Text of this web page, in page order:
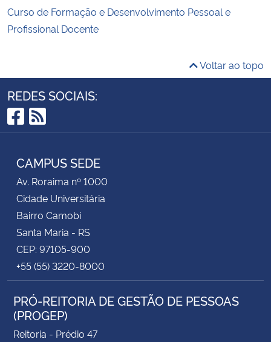
Curso de Formação e Desenvolvimento Pessoal e
Profissional Docente
Voltar ao topo
REDES SOCIAIS:
Facebook
RSS
CAMPUS SEDE
Av. Roraima nº 1000
Cidade Universitária
Bairro Camobi
Santa Maria - RS
CEP: 97105-900
+55 (55) 3220-8000
PRÓ-REITORIA DE GESTÃO DE PESSOAS
(PROGEP)
Reitoria - Prédio 47